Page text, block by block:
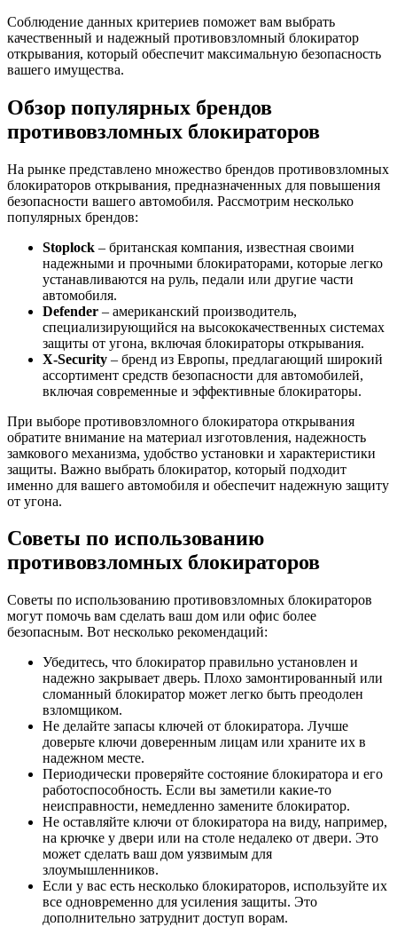
Соблюдение данных критериев поможет вам выбрать
качественный и надежный противовзломный блокиратор
открывания, который обеспечит максимальную безопасность
вашего имущества.
Обзор популярных брендов
противовзломных блокираторов
На рынке представлено множество брендов противовзломных
блокираторов открывания, предназначенных для повышения
безопасности вашего автомобиля. Рассмотрим несколько
популярных брендов:
Stoplock – британская компания, известная своими
надежными и прочными блокираторами, которые легко
устанавливаются на руль, педали или другие части
автомобиля.
Defender – американский производитель,
специализирующийся на высококачественных системах
защиты от угона, включая блокираторы открывания.
X-Security – бренд из Европы, предлагающий широкий
ассортимент средств безопасности для автомобилей,
включая современные и эффективные блокираторы.
При выборе противовзломного блокиратора открывания
обратите внимание на материал изготовления, надежность
замкового механизма, удобство установки и характеристики
защиты. Важно выбрать блокиратор, который подходит
именно для вашего автомобиля и обеспечит надежную защиту
от угона.
Советы по использованию
противовзломных блокираторов
Советы по использованию противовзломных блокираторов
могут помочь вам сделать ваш дом или офис более
безопасным. Вот несколько рекомендаций:
Убедитесь, что блокиратор правильно установлен и
надежно закрывает дверь. Плохо замонтированный или
сломанный блокиратор может легко быть преодолен
взломщиком.
Не делайте запасы ключей от блокиратора. Лучше
доверьте ключи доверенным лицам или храните их в
надежном месте.
Периодически проверяйте состояние блокиратора и его
работоспособность. Если вы заметили какие-то
неисправности, немедленно замените блокиратор.
Не оставляйте ключи от блокиратора на виду, например,
на крючке у двери или на столе недалеко от двери. Это
может сделать ваш дом уязвимым для
злоумышленников.
Если у вас есть несколько блокираторов, используйте их
все одновременно для усиления защиты. Это
дополнительно затруднит доступ ворам.